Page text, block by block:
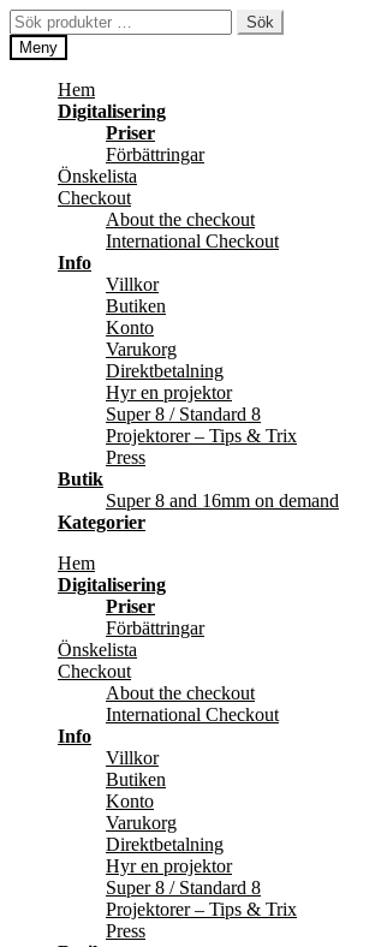
Hoppa
till
navigering
Hoppa
till
innehåll
Sök
efter:
Sök
Meny
Hem
Digitalisering
Priser
Förbättringar
Önskelista
Checkout
About the checkout
International Checkout
Info
Villkor
Butiken
Konto
Varukorg
Direktbetalning
Hyr en projektor
Super 8 / Standard 8
Projektorer – Tips & Trix
Press
Butik
Super 8 and 16mm on demand
Kategorier
Hem
Digitalisering
Priser
Förbättringar
Önskelista
Checkout
About the checkout
International Checkout
Info
Villkor
Butiken
Konto
Varukorg
Direktbetalning
Hyr en projektor
Super 8 / Standard 8
Projektorer – Tips & Trix
Press